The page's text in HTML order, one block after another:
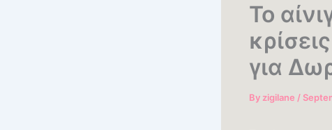
Το
για
By zigilane /